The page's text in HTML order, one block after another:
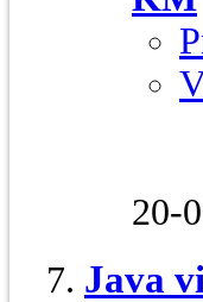
20-
Java